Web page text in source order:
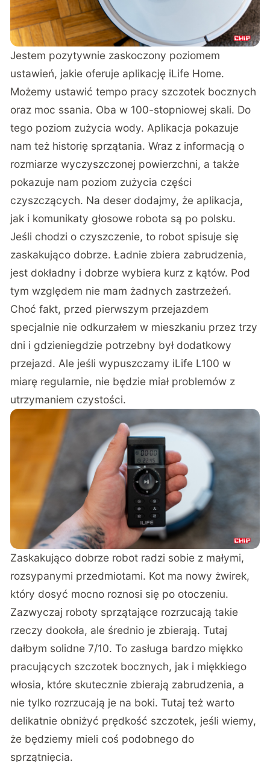
Jestem pozytywnie zaskoczony poziomem
ustawień, jakie oferuje aplikację iLife Home.
Możemy ustawić tempo pracy szczotek bocznych
oraz moc ssania. Oba w 100-stopniowej skali. Do
tego poziom zużycia wody. Aplikacja pokazuje
nam też historię sprzątania. Wraz z informacją o
rozmiarze wyczyszczonej powierzchni, a także
pokazuje nam poziom zużycia części
czyszczących. Na deser dodajmy, że aplikacja,
jak i komunikaty głosowe robota są po polsku.
Jeśli chodzi o czyszczenie, to robot spisuje się
zaskakująco dobrze. Ładnie zbiera zabrudzenia,
jest dokładny i dobrze wybiera kurz z kątów. Pod
tym względem nie mam żadnych zastrzeżeń.
Choć fakt, przed pierwszym przejazdem
specjalnie nie odkurzałem w mieszkaniu przez trzy
dni i gdzieniegdzie potrzebny był dodatkowy
przejazd. Ale jeśli wypuszczamy iLife L100 w
miarę regularnie, nie będzie miał problemów z
utrzymaniem czystości.
Zaskakująco dobrze robot radzi sobie z małymi,
rozsypanymi przedmiotami. Kot ma nowy żwirek,
który dosyć mocno roznosi się po otoczeniu.
Zazwyczaj roboty sprzątające rozrzucają takie
rzeczy dookoła, ale średnio je zbierają. Tutaj
dałbym solidne 7/10. To zasługa bardzo miękko
pracujących szczotek bocznych, jak i miękkiego
włosia, które skutecznie zbierają zabrudzenia, a
nie tylko rozrzucają je na boki. Tutaj też warto
delikatnie obniżyć prędkość szczotek, jeśli wiemy,
że będziemy mieli coś podobnego do
sprzątnięcia.